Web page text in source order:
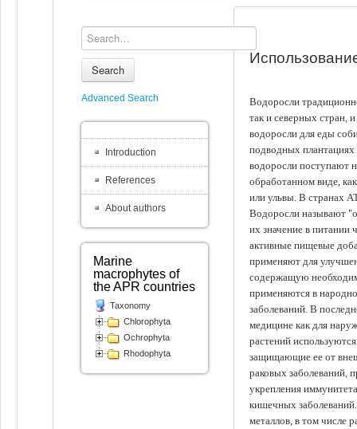
Водоросли
так и северных стран,
водоросли для еды
подводных
водоросли поступают
обработанном виде,
или ульвы. В странах
Водоросли называют
их значение в питании
активные пищевые
применяют для
содержащую
применяются в
заболеваний. В
медицине как для
растений
защищающие ее от
раковых заболеваний,
укрепления
кишечных
металлов, в том числе
Search
Advanced Search
Introduction
References
About authors
Marine
macrophytes of
the APR countries
Taxonomy
Chlorophyta
Ochrophyta
Rhodophyta